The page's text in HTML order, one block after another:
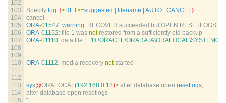
102
103
104
105
106
107
108
109
110
111
112
113
114
115
Specify log: {<RET>=suggested filename AUTO CANCEL}
cancel
ORA-01547: warning: RECOVER succeeded but OPEN RESETLOGS
ORA-01152: file 1 was not restored from a sufficiently old backup
ORA-01110: data file 1:
ORA-01112: media recovery not started
sys@ORALOCAL(192.168.0.12)> alter database open resetlogs;
alter database open resetlogs
*